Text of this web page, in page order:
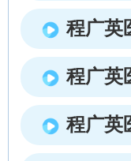
程广英
程广英
程广英